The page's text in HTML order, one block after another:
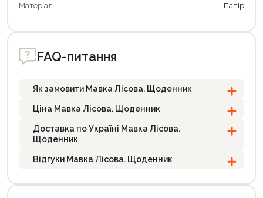
Матеріал
Папір
FAQ-питання
Як замовити Мавка Лісова. Щоденник
Ціна Мавка Лісова. Щоденник
Доставка по Україні Мавка Лісова.
Щоденник
Відгуки Мавка Лісова. Щоденник